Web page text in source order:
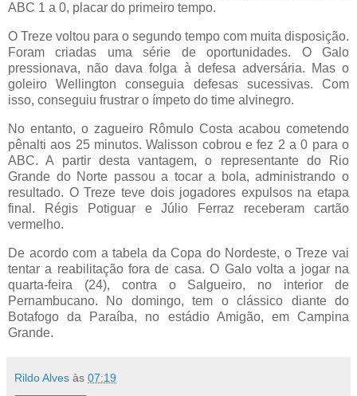
ABC 1 a 0, placar do primeiro tempo.
O Treze voltou para o segundo tempo com muita disposição.
Foram criadas uma série de oportunidades. O Galo
pressionava, não dava folga à defesa adversária. Mas o
goleiro Wellington conseguia defesas sucessivas. Com
isso, conseguiu frustrar o ímpeto do time alvinegro.
No entanto, o zagueiro Rômulo Costa acabou cometendo
pênalti aos 25 minutos. Walisson cobrou e fez 2 a 0 para o
ABC. A partir desta vantagem, o representante do Rio
Grande do Norte passou a tocar a bola, administrando o
resultado. O Treze teve dois jogadores expulsos na etapa
final. Régis Potiguar e Júlio Ferraz receberam cartão
vermelho.
De acordo com a tabela da Copa do Nordeste, o Treze vai
tentar a reabilitação fora de casa. O Galo volta a jogar na
quarta-feira (24), contra o Salgueiro, no interior de
Pernambucano. No domingo, tem o clássico diante do
Botafogo da Paraíba, no estádio Amigão, em Campina
Grande.
Rildo Alves às 07:19